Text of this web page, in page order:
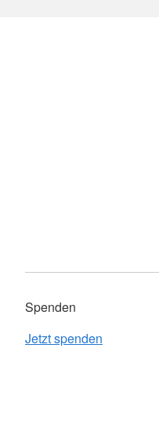
Spenden
Jetzt spenden